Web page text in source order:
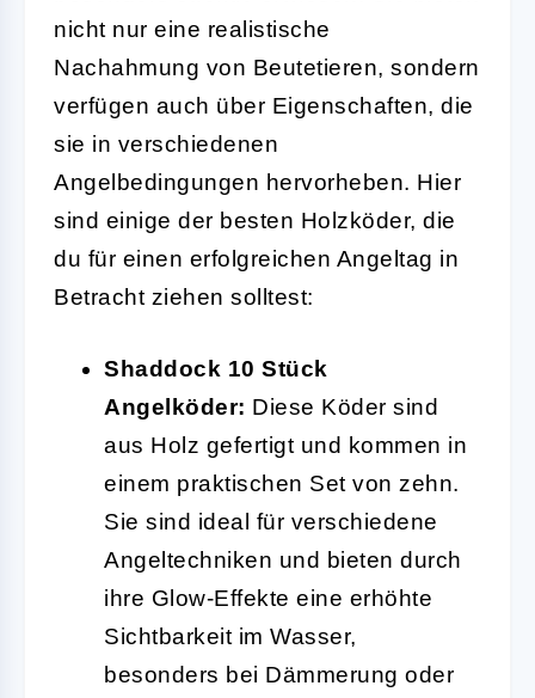
nicht nur eine realistische
Nachahmung von Beutetieren, sondern
verfügen auch über Eigenschaften, die
sie in verschiedenen
Angelbedingungen hervorheben. Hier
sind einige der besten Holzköder, die
du für einen erfolgreichen Angeltag in
Betracht ziehen solltest:
Shaddock 10 Stück
Angelköder: Diese Köder sind
aus Holz gefertigt und kommen in
einem praktischen Set von zehn.
Sie sind ideal für verschiedene
Angeltechniken und bieten durch
ihre Glow-Effekte eine erhöhte
Sichtbarkeit im Wasser,
besonders bei Dämmerung oder